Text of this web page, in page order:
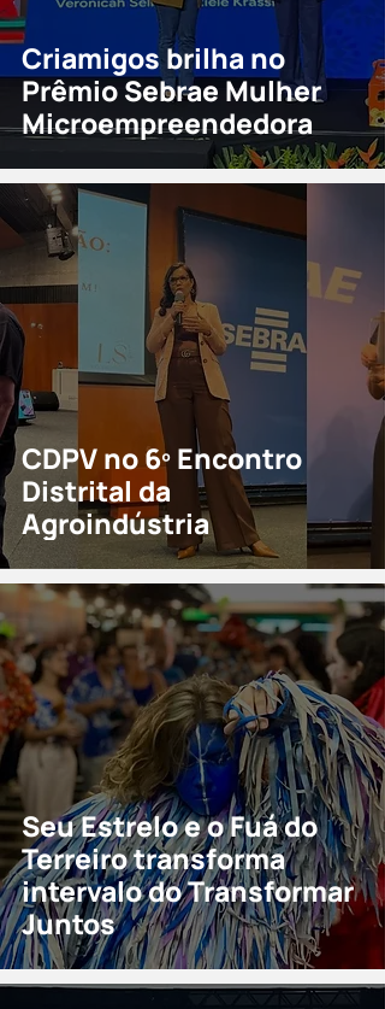
Criamigos brilha no
Prêmio Sebrae Mulher
Microempreendedora
CDPV no 6º Encontro
Distrital da
Agroindústria
Seu Estrelo e o Fuá do
Terreiro transforma
intervalo do Transformar
Juntos